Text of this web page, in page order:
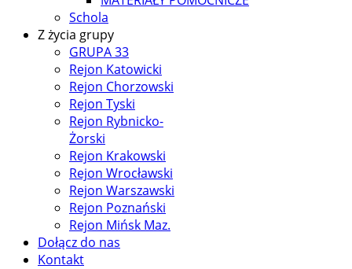
Schola
Z życia grupy
GRUPA 33
Rejon Katowicki
Rejon Chorzowski
Rejon Tyski
Rejon Rybnicko-
Żorski
Rejon Krakowski
Rejon Wrocławski
Rejon Warszawski
Rejon Poznański
Rejon Mińsk Maz.
Dołącz do nas
Kontakt